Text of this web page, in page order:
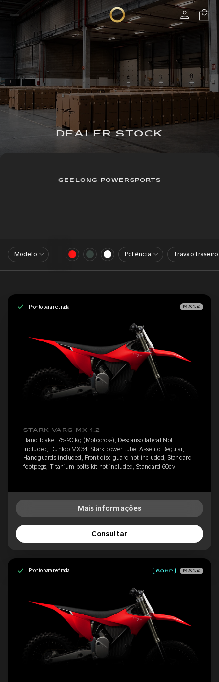
DEALER STOCK
GEELONG POWERSPORTS
Modelo Potência Travão traseiro
Pronto para retirada MX1.2
STARK VARG MX 1.2
Hand brake, 75-90 kg (Motocross), Descanso lateral Not
included, Dunlop MX34, Stark power tube, Assento Regular,
Handguards included, Front disc guard not included, Standard
footpegs, Titanium bolts kit not included, Standard 60cv
Mais informações
Consultar
Pronto para retirada MX1.2